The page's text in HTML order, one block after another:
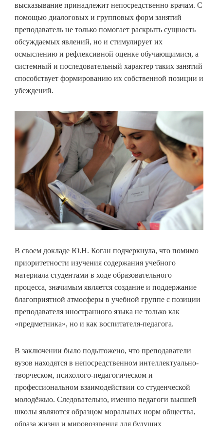
высказывание принадлежит непосредственно врачам. С
помощью диалоговых и групповых форм занятий
преподаватель не только помогает раскрыть сущность
обсуждаемых явлений, но и стимулирует их
осмыслению и рефлексивной оценке обучающимися, а
системный и последовательный характер таких занятий
способствует формированию их собственной позиции и
убеждений.
В своем докладе Ю.Н. Коган подчеркнула, что помимо
приоритетности изучения содержания учебного
материала студентами в ходе образовательного
процесса, значимым является создание и поддержание
благоприятной атмосферы в учебной группе с позиции
преподавателя иностранного языка не только как
«предметника», но и как воспитателя-педагога.
В заключении было подытожено, что преподаватели
вузов находятся в непосредственном интеллектуально-
творческом, психолого-педагогическом и
профессиональном взаимодействии со студенческой
молодёжью. Следовательно, именно педагоги высшей
школы являются образцом моральных норм общества,
образа жизни и мировоззрения для будущих